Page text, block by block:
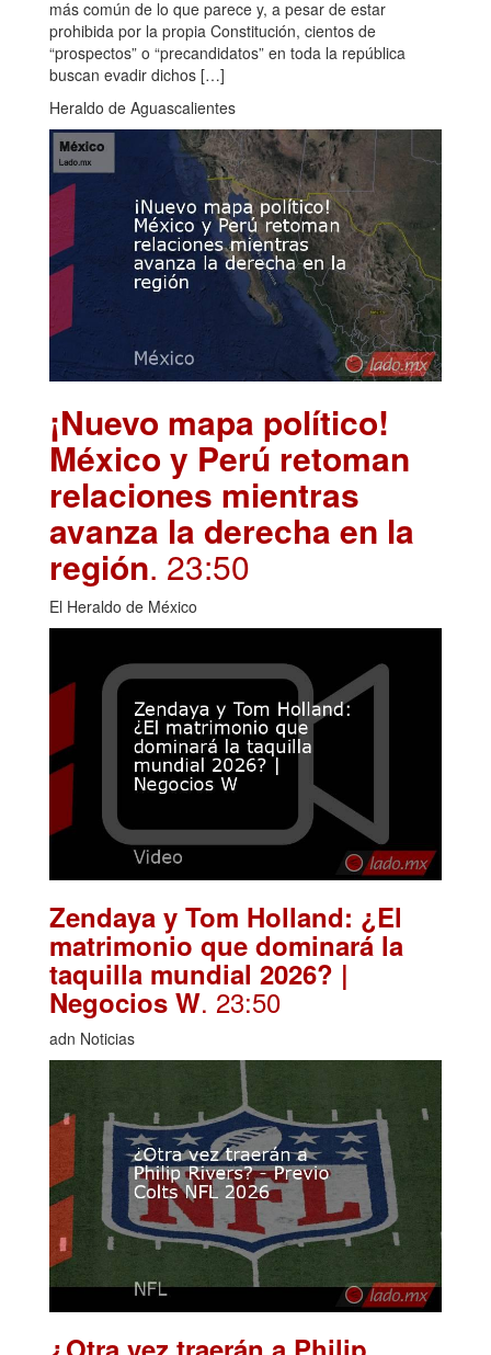
más común de lo que parece y, a pesar de estar
prohibida por la propia Constitución, cientos de
“prospectos” o “precandidatos” en toda la república
buscan evadir dichos […]
Heraldo de Aguascalientes
¡Nuevo mapa político!
México y Perú retoman
relaciones mientras
avanza la derecha en la
región. 23:50
El Heraldo de México
Zendaya y Tom Holland: ¿El
matrimonio que dominará la
taquilla mundial 2026? |
Negocios W. 23:50
adn Noticias